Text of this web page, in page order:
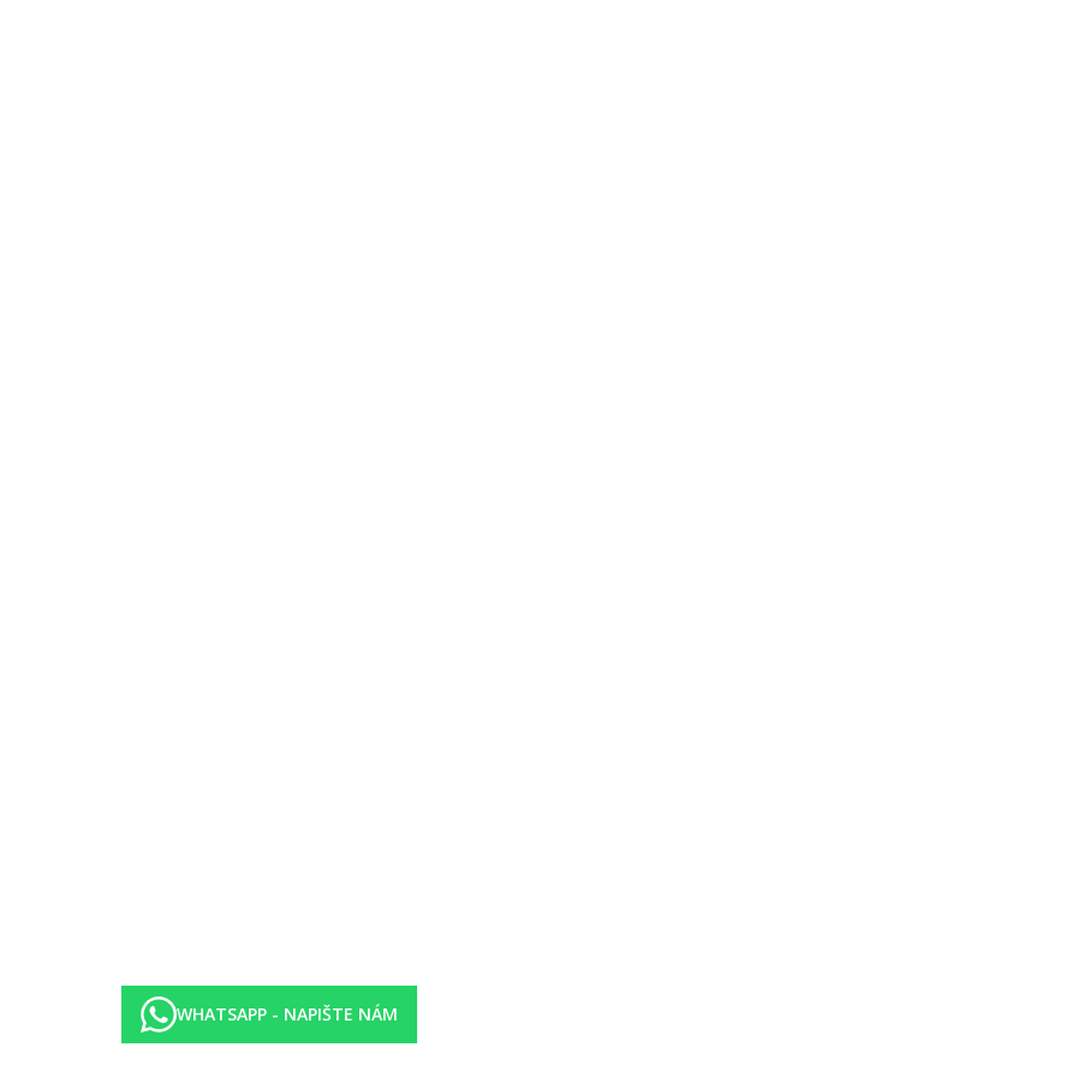
vám bude k dispozici po celý Váš pobyt. Součástí hotelu je restaurace s chutnými jídly a bar s alko a nealko nápoji. Ve veřejných
a děti od 12 let
pro ovládání osvětlení a klimatizace. K dispozici je také minibar, kávovar Nespresso, trezor a bezplatné Wi-Fi připojení. K dispozici je také
saunu, parní lázeň, vířivku a fitness centrum. Hosté si mohou dopřát masáže, kosmetické procedury a další wellness služby. K
stravovací balíčky, včetně Premium Full Board, který zahrnuje snídaně, obědy, večeře, občerstvení a vybrané nápoje
WHATSAPP - NAPIŠTE NÁM